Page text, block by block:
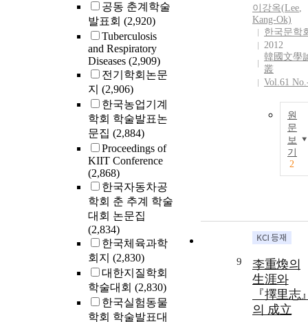
공동 춘계학술
발표회 (2,920)
Tuberculosis
and Respiratory
Diseases (2,909)
전기학회논문
지 (2,906)
한국농업기계
학회 학술발표논
문집 (2,884)
Proceedings of
KIIT Conference
(2,868)
한국자동차공
학회 춘 추계 학술
대회 논문집
(2,834)
한국체육과학
회지 (2,830)
대한지질학회
학술대회 (2,830)
한국실험동물
학회 학술발표대
이강옥(Lee,
Kang-Ok)
한국문학
2012
韓國文學
叢
Vol.61
원
문
보
기
2
9
李重煥의
生涯와
『擇里志
의 成立